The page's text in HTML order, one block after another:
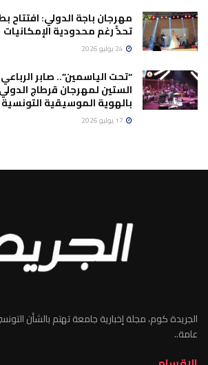
مهرجان باجة الدولي: افتتاح
تحدٍّ رغم محدودية الإمكانيات
“تحت الياسمين”.. صابر
الستين لمهرجان قرطاج
بالهوية الموسيقية التونسية
الجريدة كوم، مجلة إخبارية جامعة تهتم بالشأن
عامة..